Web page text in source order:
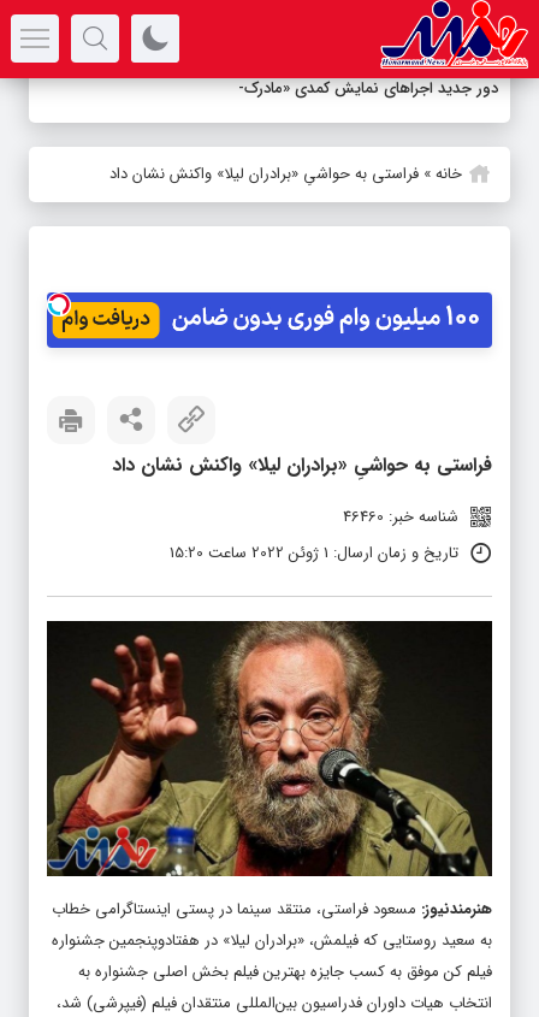
دور جدید اجراهای نمایش کمدی «مادرکیو» در-
خانه» فراستی به حواشیِ «برادران لیلا» واکنش نشان داد
فراستی به حواشیِ «برادران لیلا» واکنش نشان داد
شناسه خبر: 46460
تاریخ و زمان ارسال: 1 ژوئن 2022 ساعت 15:20
هنرمندنیوز: مسعود فراستی، منتقد سینما در پستی اینستاگرامی خطاب
به سعید روستایی که فیلمش، «برادران لیلا» در هفتادوپنجمین جشنواره
فیلم کن موفق به کسب جایزه بهترین فیلم بخش اصلی جشنواره به
انتخاب هیات داوران فدراسیون بین‌المللی منتقدان فیلم (فیپرشی) شد،